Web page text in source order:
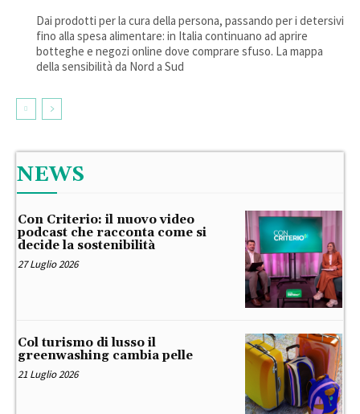
Dai prodotti per la cura della persona, passando per i detersivi
fino alla spesa alimentare: in Italia continuano ad aprire
botteghe e negozi online dove comprare sfuso. La mappa
della sensibilità da Nord a Sud
NEWS
Con Criterio: il nuovo video
podcast che racconta come si
decide la sostenibilità
27 Luglio 2026
Col turismo di lusso il
greenwashing cambia pelle
21 Luglio 2026